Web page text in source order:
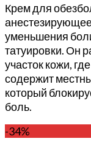
Крем для
уменьшения
татуировки. Он
участок кожи,
содержит
который
боль.
-34%